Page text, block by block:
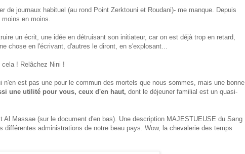
de journaux habituel (au rond Point Zerktouni et Roudani)- me manque. Depuis
moins en moins.
un écrit, une idée en détruisant son initiateur, car on est déjà trop en retard,
chose en l'écrivant, d'autres le diront, en s'explosant...
! Relâchez Nini !
n'en est pas une pour le commun des mortels que nous sommes, mais une bonne
une utilité pour vous, ceux d'en haut, dont le déjeuner familial est un quasi-
Al Massae (sur le document d'en bas). Une description MAJESTUEUSE du Sang
différentes administrations de notre beau pays. Wow, la chevalerie des temps